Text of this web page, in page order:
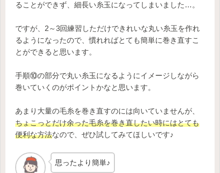
ることができず、細長い糸玉になってしまいました…。
ですが、2～3回練習しただけできれいな丸い糸玉を作れ
るようになったので、慣れればとても簡単に巻き直すこ
とができると思います。
手順⑩の部分で丸い糸玉になるようにイメージしながら
巻いていくのがポイントかなと思います。
あまり大量の毛糸を巻き直すのには向いていませんが、
ちょこっとだけ余った毛糸を巻き直したい時にはとても
便利な方法なので、ぜひ試してみてほしいです♪
思ったより簡単♪